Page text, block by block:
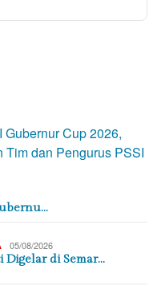
05/08/2026
Digelar di Semar…